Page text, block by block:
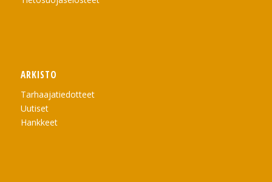
ARKISTO
Tarhaajatiedotteet
Uutiset
Hankkeet